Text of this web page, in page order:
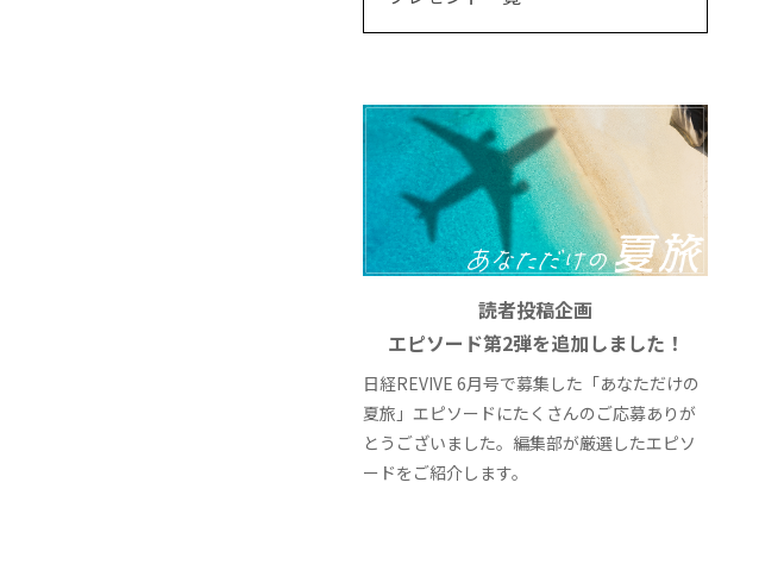
読者投稿企画
エピソード第2弾を追加しました！
日経REVIVE 6月号で募集した「あなただけの
夏旅」エピソードにたくさんのご応募ありが
とうございました。編集部が厳選したエピソ
ードをご紹介します。